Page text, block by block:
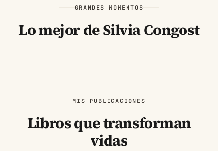
GRANDES MOMENTOS
Lo mejor de Silvia Congost
MIS PUBLICACIONES
Libros que transforman
vidas